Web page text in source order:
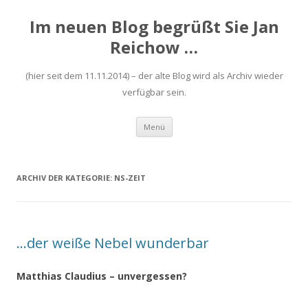
Im neuen Blog begrüßt Sie Jan
Reichow …
(hier seit dem 11.11.2014) – der alte Blog wird als Archiv wieder
verfügbar sein.
Menü Zum
springen
ARCHIV DER KATEGORIE: NS-ZEIT
…der weiße Nebel wunderbar
Matthias Claudius – unvergessen?